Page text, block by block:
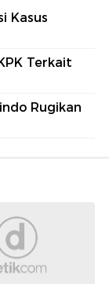
Kasus
Terkait
Rugikan